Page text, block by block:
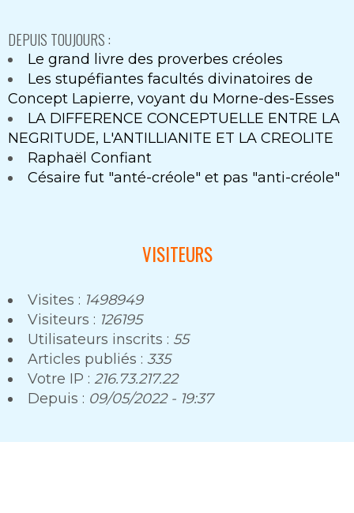
DEPUIS TOUJOURS :
Le grand livre des proverbes créoles
Les stupéfiantes facultés divinatoires de
Concept Lapierre, voyant du Morne-des-Esses
LA DIFFERENCE CONCEPTUELLE ENTRE LA
NEGRITUDE, L'ANTILLIANITE ET LA CREOLITE
Raphaël Confiant
Césaire fut "anté-créole" et pas "anti-créole"
VISITEURS
Visites : 1498949
Visiteurs : 126195
Utilisateurs inscrits : 55
Articles publiés : 335
Votre IP : 216.73.217.22
Depuis : 09/05/2022 - 19:37